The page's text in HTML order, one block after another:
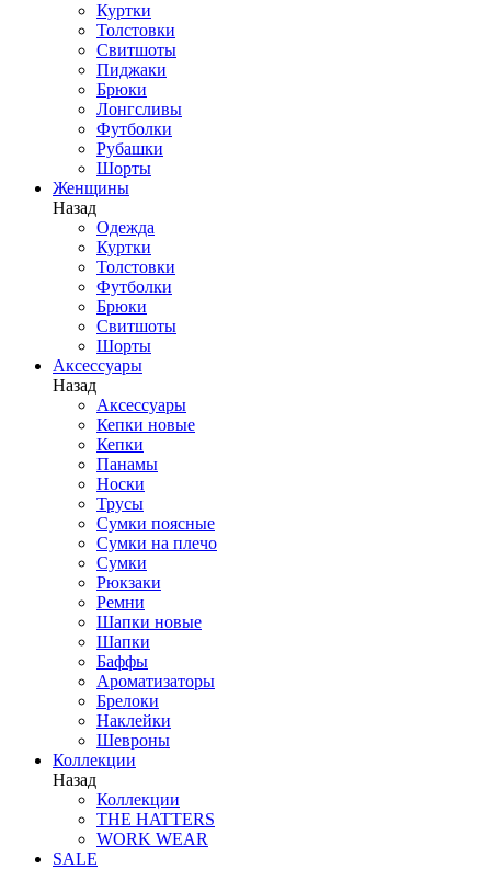
Куртки
Толстовки
Свитшоты
Пиджаки
Брюки
Лонгсливы
Футболки
Рубашки
Шорты
Женщины
Назад
Одежда
Куртки
Толстовки
Футболки
Брюки
Свитшоты
Шорты
Аксессуары
Назад
Аксессуары
Кепки новые
Кепки
Панамы
Носки
Трусы
Сумки поясные
Сумки на плечо
Сумки
Рюкзаки
Ремни
Шапки новые
Шапки
Баффы
Ароматизаторы
Брелоки
Наклейки
Шевроны
Коллекции
Назад
Коллекции
THE HATTERS
WORK WEAR
SALE